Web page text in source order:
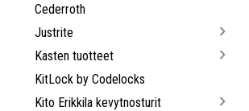
Cederroth
Justrite
Kasten tuotteet
KitLock by Codelocks
Kito Erikkila kevytnosturit